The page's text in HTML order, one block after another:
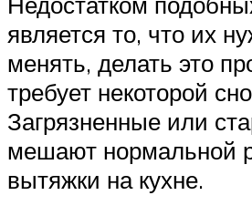
является то, что их
менять, делать это
требует некоторой
Загрязненные или
мешают нормальной
вытяжки на кухне.